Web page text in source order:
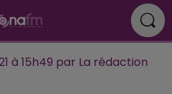
à 15h49 par La rédaction